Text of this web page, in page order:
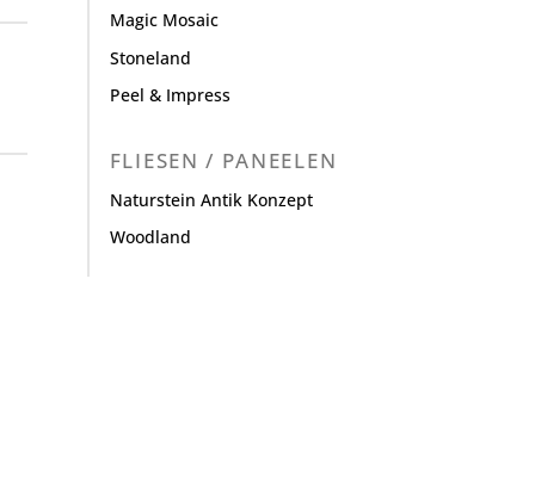
Magic Mosaic
Stoneland
Peel & Impress
FLIESEN / PANEELEN
Naturstein Antik Konzept
Woodland